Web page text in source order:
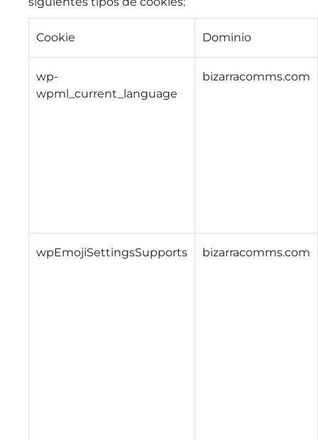
Cookie Dominio
wp-
wpml_current_language
bizarracomms.com
wpEmojiSettingsSupports bizarracomms.com